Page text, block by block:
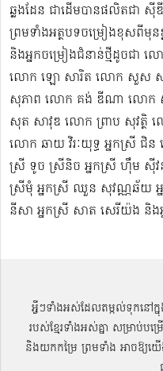
ឆ្លងដែន ជាដើមបានផលិតជា ស៊ី
ព្រមទាំងអត្ថបទចម្រៀងខុសពីមុ
និងអ្នកចម្រៀងជំនាន់​ថ្មីដូចជ
លោក ឡោ សារិត លោក​​ សួស ស
សុភាព លោក គង់ ឌីណា លោក
សុត​ សាវុឌ លោក ព្រាប សុវត្ថិ
លោក ឆាយ វិរៈយុទ្ធ អ្នកស្រី ជិន ស
ស្រី ទូច ស្រីនិច អ្នកស្រី ហ៊ឹម ស៊ីវ
ស្រីមុំ អ្នកស្រី ឈួន សុវណ្ណឆ័យ អ្ន
នីសា អ្នកស្រី សាត សេរីយ៉ង​ និ
អ្វីៗទាំងអស់ដែលតម្កល់ទុកនៅក្
របស់ខ្មែរទាំងអស់គ្នា សម្រាប់
និងយកកម្រៃ ព្រមទាំង អាចឱ្យយ